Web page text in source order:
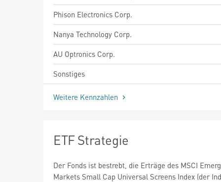
Phison Electronics Corp.
Nanya Technology Corp.
AU Optronics Corp.
Sonstiges
Weitere Kennzahlen
ETF Strategie
Der Fonds ist bestrebt, die Erträge des MSCI
Markets Small Cap Universal Screens Index (der